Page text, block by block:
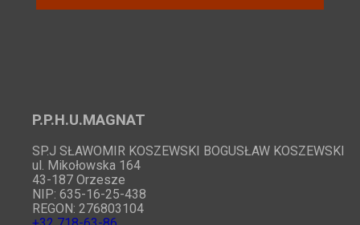
P.P.H.U.MAGNAT
SP.J SŁAWOMIR KOSZEWSKI BOGUSŁAW KOSZEWSKI
ul. Mikołowska 164
43-187 Orzesze
NIP: 635-16-25-438
REGON: 276803104